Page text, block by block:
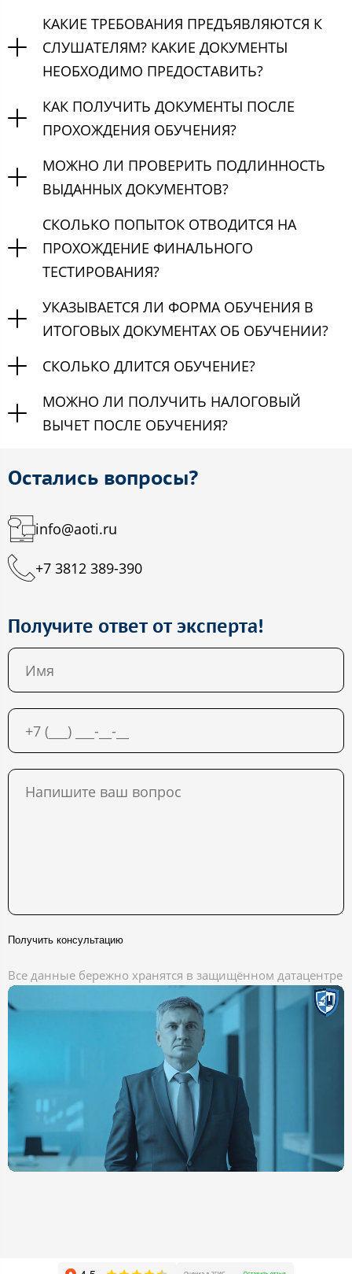
КАКИЕ ТРЕБОВАНИЯ ПРЕДЪЯВЛЯЮТСЯ К
СЛУШАТЕЛЯМ? КАКИЕ ДОКУМЕНТЫ
НЕОБХОДИМО ПРЕДОСТАВИТЬ?
КАК ПОЛУЧИТЬ ДОКУМЕНТЫ ПОСЛЕ
ПРОХОЖДЕНИЯ ОБУЧЕНИЯ?
МОЖНО ЛИ ПРОВЕРИТЬ ПОДЛИННОСТЬ
ВЫДАННЫХ ДОКУМЕНТОВ?
СКОЛЬКО ПОПЫТОК ОТВОДИТСЯ НА
ПРОХОЖДЕНИЕ ФИНАЛЬНОГО
ТЕСТИРОВАНИЯ?
УКАЗЫВАЕТСЯ ЛИ ФОРМА ОБУЧЕНИЯ В
ИТОГОВЫХ ДОКУМЕНТАХ ОБ ОБУЧЕНИИ?
СКОЛЬКО ДЛИТСЯ ОБУЧЕНИЕ?
МОЖНО ЛИ ПОЛУЧИТЬ НАЛОГОВЫЙ
ВЫЧЕТ ПОСЛЕ ОБУЧЕНИЯ?
Остались вопросы?
info@aoti.ru
+7 3812 389-390
Получите ответ от эксперта!
Получить консультацию
Все данные бережно хранятся в защищённом датацентре